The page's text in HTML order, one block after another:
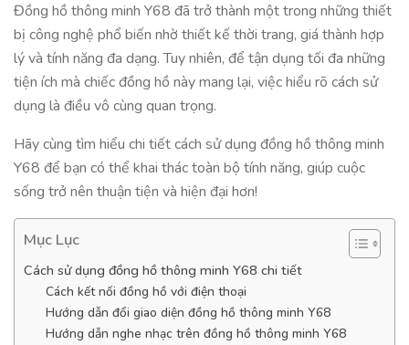
Đồng hồ thông minh Y68 đã trở thành một trong những thiết
bị công nghệ phổ biến nhờ thiết kế thời trang, giá thành hợp
lý và tính năng đa dạng. Tuy nhiên, để tận dụng tối đa những
tiện ích mà chiếc đồng hồ này mang lại, việc hiểu rõ cách sử
dụng là điều vô cùng quan trọng.
Hãy cùng tìm hiểu chi tiết cách sử dụng đồng hồ thông minh
Y68 để bạn có thể khai thác toàn bộ tính năng, giúp cuộc
sống trở nên thuận tiện và hiện đại hơn!
Mục Lục
Cách sử dụng đồng hồ thông minh Y68 chi tiết
Cách kết nối đồng hồ với điện thoại
Hướng dẫn đổi giao diện đồng hồ thông minh Y68
Hướng dẫn nghe nhạc trên đồng hồ thông minh Y68